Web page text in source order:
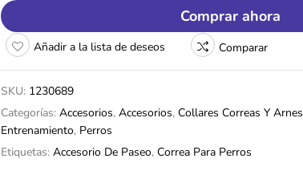
Comprar ahora
Añadir a la lista de deseos Comparar
SKU: 1230689
Categorías: Accesorios, Accesorios, Collares Correas Y Arnes
Entrenamiento, Perros
Etiquetas: Accesorio De Paseo, Correa Para Perros